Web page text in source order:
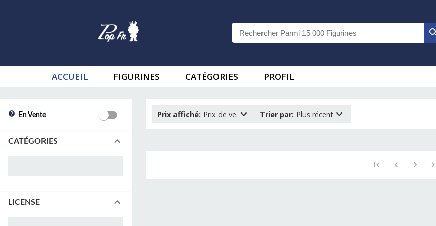
ACCUEIL FIGURINES CATÉGORIES PROFIL
En Vente
CATÉGORIES
LICENSE
Prix affiché: Prix de ve. Trier par: Plus récent